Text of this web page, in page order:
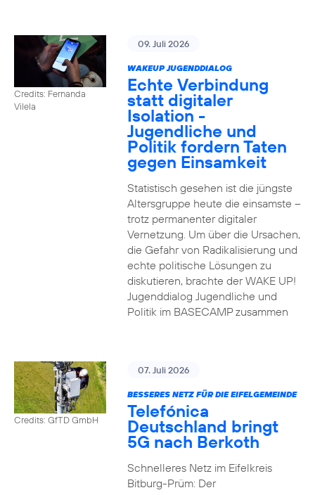
Credits: Fernanda
Vilela
09. Juli 2026
WAKEUP JUGENDDIALOG
Echte Verbindung
statt digitaler
Isolation -
Jugendliche und
Politik fordern Taten
gegen Einsamkeit
Statistisch gesehen ist die jüngste
Altersgruppe heute die einsamste –
trotz permanenter digitaler
Vernetzung. Um über die Ursachen,
die Gefahr von Radikalisierung und
echte politische Lösungen zu
diskutieren, brachte der WAKE UP!
Jugenddialog Jugendliche und
Politik im BASECAMP zusammen
Credits: GfTD GmbH
07. Juli 2026
BESSERES NETZ FÜR DIE EIFELGEMEINDE
Telefónica
Deutschland bringt
5G nach Berkoth
Schnelleres Netz im Eifelkreis
Bitburg-Prüm: Der